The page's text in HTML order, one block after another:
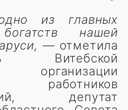
из главных
нашей
— отметила
Витебской
организации
работников
депутат